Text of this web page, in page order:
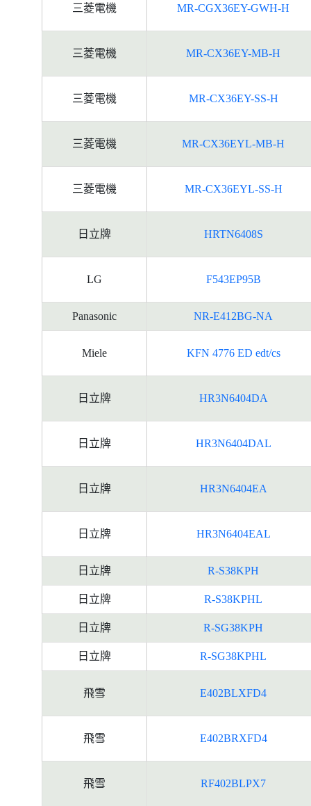
三菱電機 MR-CGX36EY-GWH-H
三菱電機 MR-CX36EY-MB-H
三菱電機 MR-CX36EY-SS-H
三菱電機 MR-CX36EYL-MB-H
三菱電機 MR-CX36EYL-SS-H
日立牌 HRTN6408S
LG F543EP95B
Panasonic NR-E412BG-NA
Miele KFN 4776 ED edt/cs
日立牌 HR3N6404DA
日立牌 HR3N6404DAL
日立牌 HR3N6404EA
日立牌 HR3N6404EAL
日立牌 R-S38KPH
日立牌 R-S38KPHL
日立牌 R-SG38KPH
日立牌 R-SG38KPHL
飛雪 E402BLXFD4
飛雪 E402BRXFD4
飛雪 RF402BLPX7